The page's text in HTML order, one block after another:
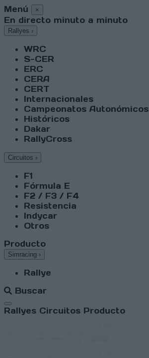
Menú ×
En directo minuto a minuto
Rallyes ›
WRC
S-CER
ERC
CERA
CERT
Internacionales
Campeonatos Autonómicos
Históricos
Dakar
RallyCross
Circuitos ›
F1
Fórmula E
F2 / F3 / F4
Resistencia
Indycar
Otros
Producto
Simracing ›
Rallye
Buscar
Abrir menú
Rallyes Circuitos Producto